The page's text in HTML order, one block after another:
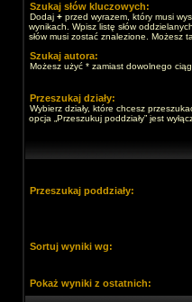
Szukaj słów kluczowych:
Dodaj + przed wyrazem, który musi
wynikach. Wpisz listę słów
słów musi zostać znalezione. Możesz
Szukaj autora:
Możesz użyć * zamiast dowolnego
Przeszukaj działy:
Wybierz działy, które chcesz
opcja „Przeszukuj poddziały” jest
Przeszukaj poddziały:
Sortuj wyniki wg:
Pokaż wyniki z ostatnich: